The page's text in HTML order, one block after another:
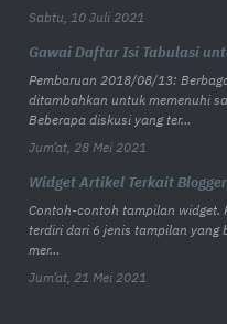
Sabtu, 10 Juli 2021
Gawai Daftar Isi Tabulasi
Pembaruan 2018/08/13:
ditambahkan untuk memenuhi
Beberapa diskusi yang ter…
Jum’at, 28 Mei 2021
Widget Artikel Terkait
Contoh-contoh tampilan widget.
terdiri dari 6 jenis tampilan yang
mer…
Jum’at, 21 Mei 2021